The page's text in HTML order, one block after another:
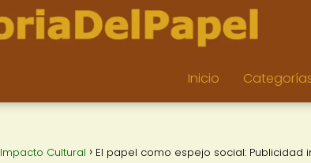
Inicio
Impacto Cultural El papel como espejo social: